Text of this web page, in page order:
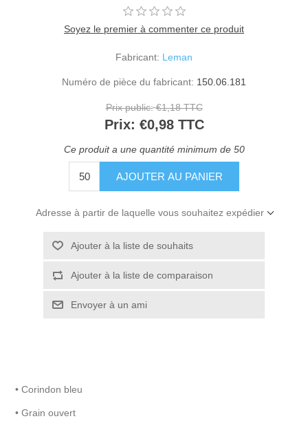
Soyez le premier à commenter ce produit
Fabricant: Leman
Numéro de pièce du fabricant: 150.06.181
Prix public: €1,18 TTC
Prix: €0,98 TTC
Ce produit a une quantité minimum de 50
Adresse à partir de laquelle vous souhaitez expédier
• Corindon bleu
• Grain ouvert